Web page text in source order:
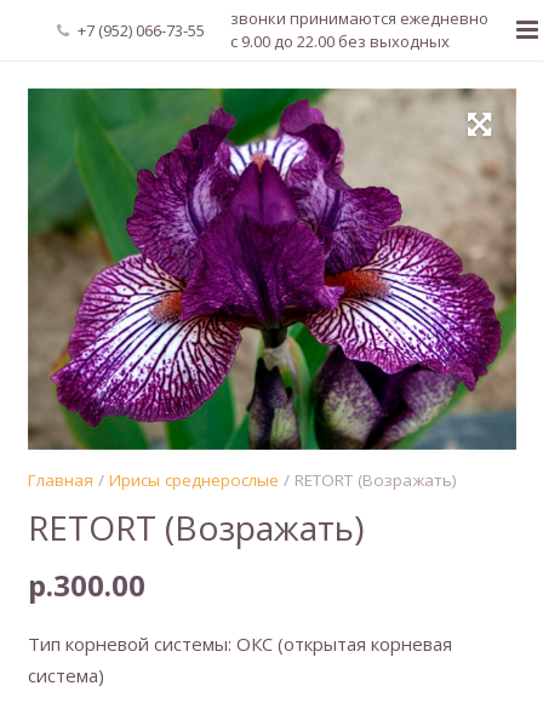
+7 (952) 066-73-55
звонки принимаются ежедневно
с 9.00 до 22.00 без выходных
Главная
Новости
Каталог растений
Доставка и оплата
Мой аккаунт
Регистрация
Главная / Ирисы среднерослые / RETORT (Возражать)
RETORT (Возражать)
р.300.00
Тип корневой системы: ОКС (открытая корневая
система)